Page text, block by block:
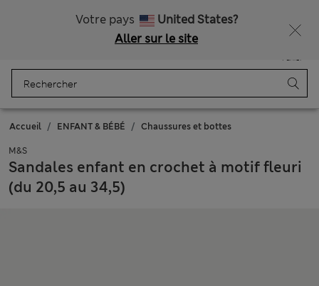
Votre pays
United States?
Aller sur le site
Panier
Accueil ENFANT & BÉBÉ Chaussures et bottes
M&S
Sandales enfant en crochet à motif fleuri
(du 20,5 au 34,5)